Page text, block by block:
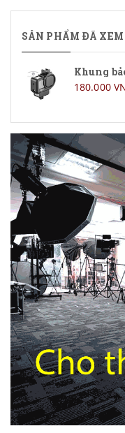
SẢN PHẨM ĐÃ XEM
Khung
180.000